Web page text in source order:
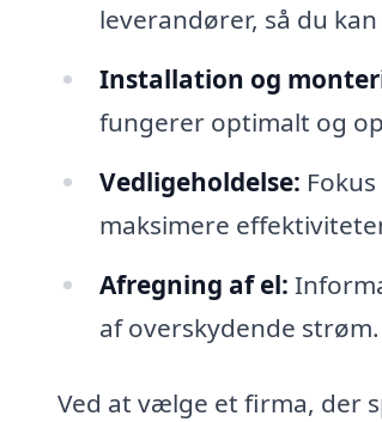
leverandører, så du
Installation og
fungerer optimalt og
Vedligeholdelse:
maksimere
Afregning af el:
af overskydende strøm.
Ved at vælge et firma, der